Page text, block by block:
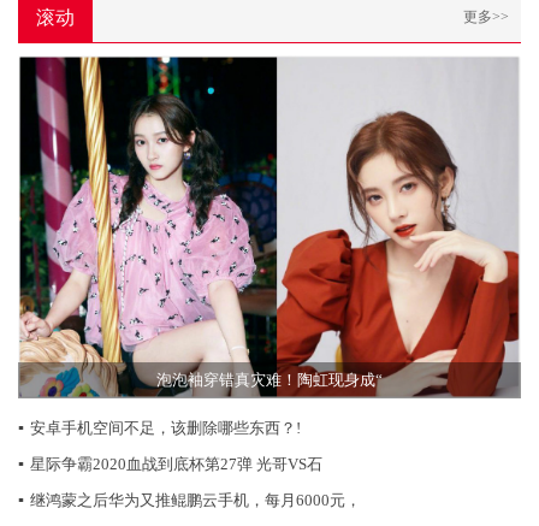
滚动 更多>>
泡泡袖穿错真灾难！陶虹现身成“
▪ 安卓手机空间不足，该删除哪些东西？!
▪ 星际争霸2020血战到底杯第27弹 光哥VS石
▪ 继鸿蒙之后华为又推鲲鹏云手机，每月6000元，